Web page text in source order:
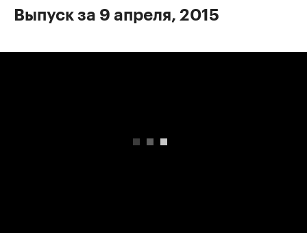
Выпуск за 9 апреля, 2015